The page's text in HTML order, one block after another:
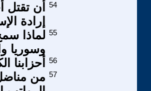
أن
إرادة
54
لماذا
وسوريا
55
أحزابنا
56
من 57